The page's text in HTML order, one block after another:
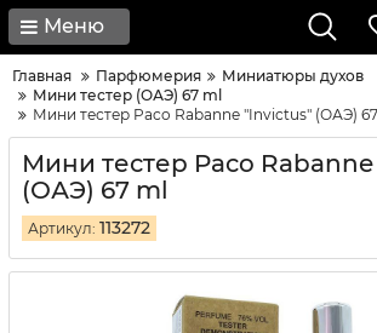
Меню
Главная Парфюмерия
Миниатюры духов
Мини тестер (ОАЭ) 67 ml
Мини тестер Paco Rabanne "Invictus" (ОАЭ)
Мини тестер Paco
(ОАЭ) 67 ml
Артикул: 113272